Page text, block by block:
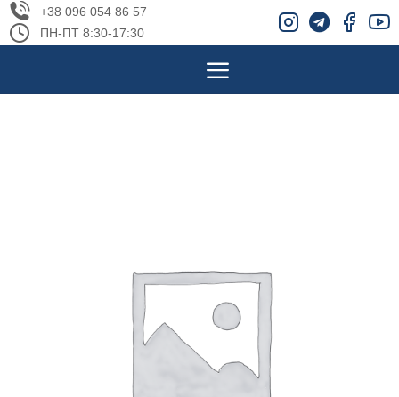
+38 096 054 86 57
ПН-ПТ 8:30-17:30